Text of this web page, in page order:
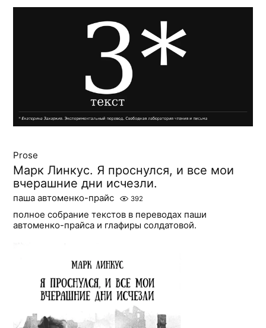
Prose
Марк Линкус. Я проснулся, и все мои
вчерашние дни исчезли.
паша автоменко-прайс 392
полное собрание текстов в переводах паши
автоменко-прайса и глафиры солдатовой.